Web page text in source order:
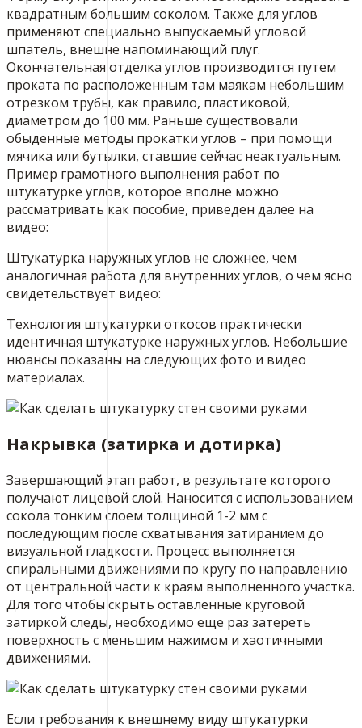
квадратным большим соколом. Также для углов
применяют специально выпускаемый угловой
шпатель, внешне напоминающий плуг.
Окончательная отделка углов производится путем
проката по расположенным там маякам небольшим
отрезком трубы, как правило, пластиковой,
диаметром до 100 мм. Раньше существовали
обыденные методы прокатки углов – при помощи
мячика или бутылки, ставшие сейчас неактуальным.
Пример грамотного выполнения работ по
штукатурке углов, которое вполне можно
рассматривать как пособие, приведен далее на
видео:
Штукатурка наружных углов не сложнее, чем
аналогичная работа для внутренних углов, о чем ясно
свидетельствует видео:
Технология штукатурки откосов практически
идентичная штукатурке наружных углов. Небольшие
нюансы показаны на следующих фото и видео
материалах.
Накрывка (затирка и дотирка)
Завершающий этап работ, в результате которого
получают лицевой слой. Наносится с использованием
сокола тонким слоем толщиной 1-2 мм с
последующим после схватывания затиранием до
визуальной гладкости. Процесс выполняется
спиральными движениями по кругу по направлению
от центральной части к краям выполненного участка.
Для того чтобы скрыть оставленные круговой
затиркой следы, необходимо еще раз затереть
поверхность с меньшим нажимом и хаотичными
движениями.
Если требования к внешнему виду штукатурки